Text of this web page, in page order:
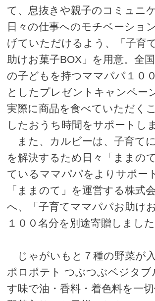
て、息抜きや親子のコミュニ
日々の仕事へのモチベーショ
げていただけるよう、「子育
助けお菓子BOX」を用意。全
の子どもを持つママパパ１０
としたプレゼントキャンペー
実際に商品を食べていただく
したおうち時間をサポートし
また、カルビーは、子育て
を解決するため日々「ままの
ているママパパをよりサポー
「ままのて」を運営する株式
へ、「子育てママパパお助けお
１００名分を別途寄贈しました
じゃがいもと７種の野菜が
ポロポテト つぶつぶベジタブ
す味で油・香料・着色料を一切